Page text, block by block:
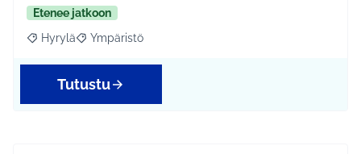
Etenee jatkoon
Rajaa tulokset aihepiirin mukaan: Hyrylä
Hyrylä Rajaa tulokset teeman mukaan: Ympäristö
Ympäristö
Tutustu